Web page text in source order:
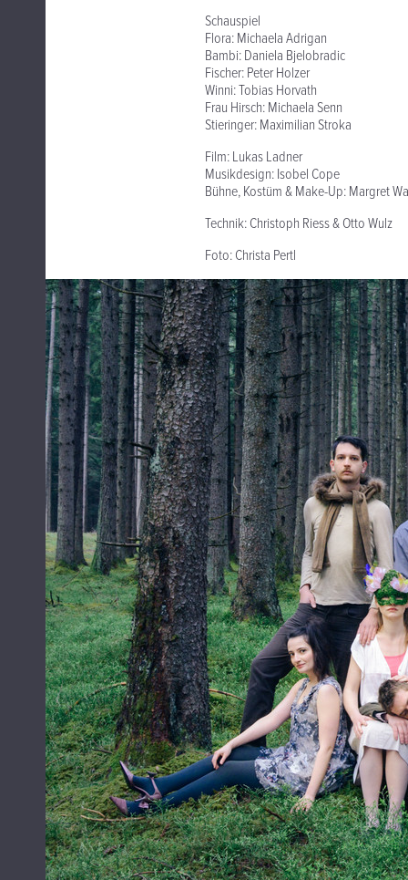
Schauspiel
Flora: Michaela Adrigan
Bambi: Daniela Bjelobradic
Fischer: Peter Holzer
Winni: Tobias Horvath
Frau Hirsch: Michaela Senn
Stieringer: Maximilian Stroka
Film: Lukas Ladner
Musikdesign: Isobel Cope
Bühne, Kostüm & Make-Up: Margret
Technik: Christoph Riess & Otto Wulz
Foto: Christa Pertl